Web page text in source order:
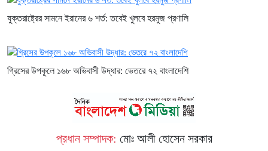
যুক্তরাষ্ট্রের সামনে ইরানের ৬ শর্ত: তবেই খুলবে হরমুজ প্রণালি
গ্রিসের উপকূলে ১৬৮ অভিবাসী উদ্ধার: ভেতরে ৭২ বাংলাদেশি
প্রধান সম্পাদক: মোঃ আলী হোসেন সরকার